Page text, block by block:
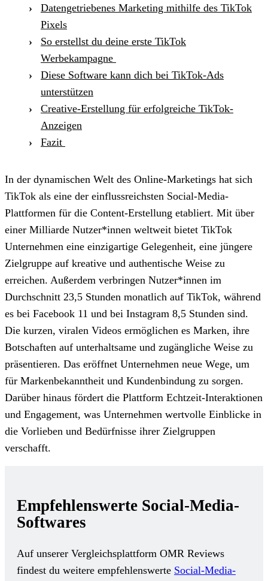
Datengetriebenes Marketing mithilfe des TikTok
Pixels
So erstellst du deine erste TikTok
Werbekampagne
Diese Software kann dich bei TikTok-Ads
unterstützen
Creative-Erstellung für erfolgreiche TikTok-
Anzeigen
Fazit
In der dynamischen Welt des Online-Marketings hat sich
TikTok als eine der einflussreichsten Social-Media-
Plattformen für die Content-Erstellung etabliert. Mit über
einer Milliarde Nutzer*innen weltweit bietet TikTok
Unternehmen eine einzigartige Gelegenheit, eine jüngere
Zielgruppe auf kreative und authentische Weise zu
erreichen. Außerdem verbringen Nutzer*innen im
Durchschnitt 23,5 Stunden monatlich auf TikTok, während
es bei Facebook 11 und bei Instagram 8,5 Stunden sind.
Die kurzen, viralen Videos ermöglichen es Marken, ihre
Botschaften auf unterhaltsame und zugängliche Weise zu
präsentieren. Das eröffnet Unternehmen neue Wege, um
für Markenbekanntheit und Kundenbindung zu sorgen.
Darüber hinaus fördert die Plattform Echtzeit-Interaktionen
und Engagement, was Unternehmen wertvolle Einblicke in
die Vorlieben und Bedürfnisse ihrer Zielgruppen
verschafft.
Empfehlenswerte Social-Media-
Softwares
Auf unserer Vergleichsplattform OMR Reviews
findest du weitere empfehlenswerte Social-Media-